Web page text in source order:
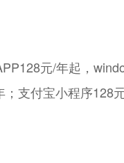
元/年起，
支付宝小程序128